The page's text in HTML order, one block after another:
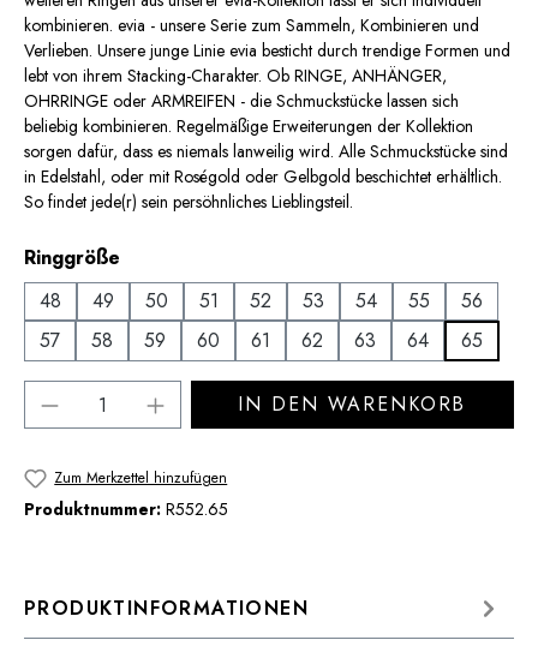
kombinieren. evia - unsere Serie zum Sammeln, Kombinieren und
Verlieben. Unsere junge Linie evia besticht durch trendige Formen und
lebt von ihrem Stacking-Charakter. Ob RINGE, ANHÄNGER,
OHRRINGE oder ARMREIFEN - die Schmuckstücke lassen sich
beliebig kombinieren. Regelmäßige Erweiterungen der Kollektion
sorgen dafür, dass es niemals lanweilig wird. Alle Schmuckstücke sind
in Edelstahl, oder mit Roségold oder Gelbgold beschichtet erhältlich.
So findet jede(r) sein persöhnliches Lieblingsteil.
Ringgröße
48
49 50 51 52 53 54 55
56
57
58 59 60 61 62 63 64 65
Produkt Anzahl: Gib den gewünschten
IN DEN WARENKORB
Zum Merkzettel hinzufügen
Produktnummer: R552.65
PRODUKTINFORMATIONEN